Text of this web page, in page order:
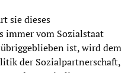
sie dieses
immer vom Sozialstaat
ist, wird dem
der Sozialpartnerschaft,